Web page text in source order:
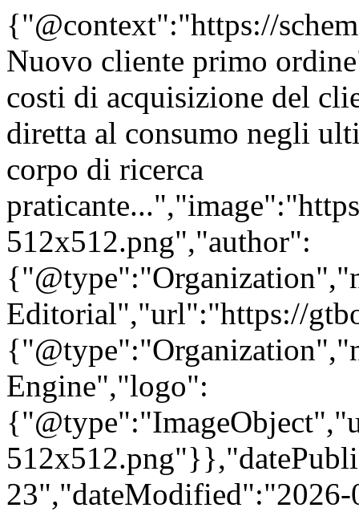
{"@context":"https://
Nuovo cliente primo
costi di acquisizione del
diretta al consumo negli
corpo di ricerca
512x512.png","author":
Editorial","url":"https://
Engine","logo":